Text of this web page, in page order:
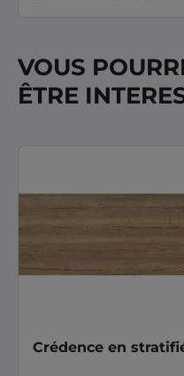
VOUS
ÊTRE
Crédence en